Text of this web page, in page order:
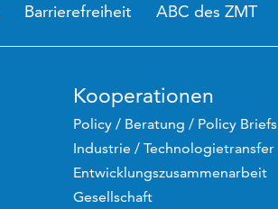
Barrierefreiheit ABC des ZMT
Kooperationen
Policy / Beratung / Policy Briefs
Industrie / Technologietransfer
Entwicklungszusammenarbeit
Gesellschaft